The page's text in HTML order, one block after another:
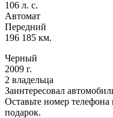
106 л. с.
Автомат
Передний
196 185 км.
Черный
2009 г.
2 владельца
Заинтересовал
Оставьте номер
подарок.